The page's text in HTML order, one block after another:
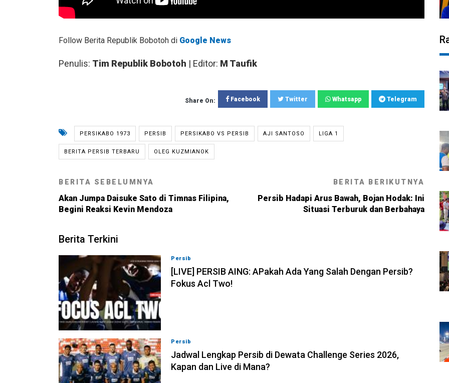
Follow Berita Republik Bobotoh di Google News
Penulis: Tim Republik Bobotoh | Editor: M Taufik
Share On: Facebook Twitter Whatsapp Telegram
PERSIKABO 1973 PERSIB PERSIKABO VS PERSIB AJI SANTOSO LIGA 1
BERITA PERSIB TERBARU OLEG KUZMIANOK
BERITA SEBELUMNYA
Akan Jumpa Daisuke Sato di Timnas Filipina,
Begini Reaksi Kevin Mendoza
BERITA BERIKUTNYA
Persib Hadapi Arus Bawah, Bojan Hodak: Ini
Situasi Terburuk dan Berbahaya
Berita Terkini
Persib
[LIVE] PERSIB AING: APakah Ada Yang Salah Dengan Persib?
Fokus Acl Two!
Persib
Jadwal Lengkap Persib di Dewata Challenge Series 2026,
Kapan dan Live di Mana?